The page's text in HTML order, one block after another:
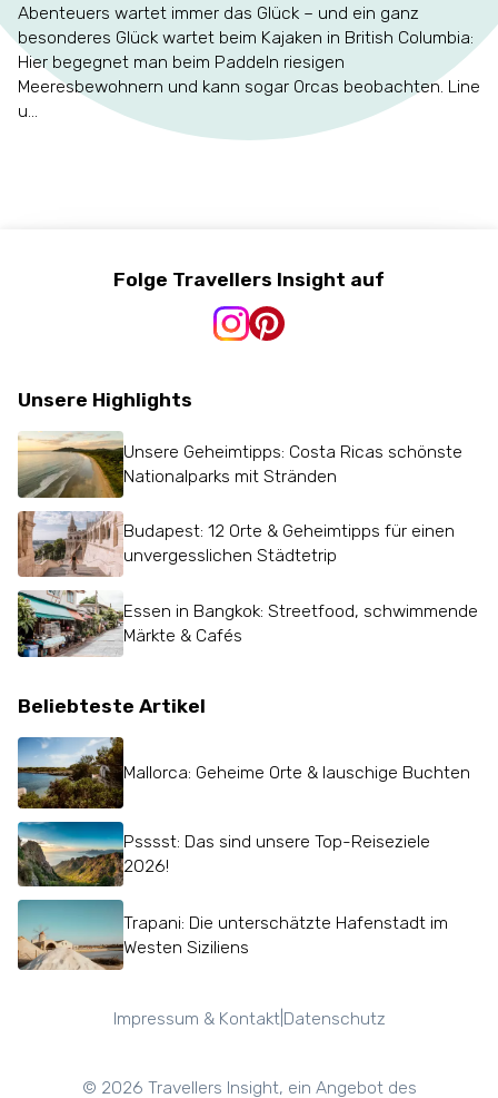
Abenteuers wartet immer das Glück – und ein ganz
besonderes Glück wartet beim Kajaken in British Columbia:
Hier begegnet man beim Paddeln riesigen
Meeresbewohnern und kann sogar Orcas beobachten. Line
u...
Folge Travellers Insight auf
Unsere Highlights
Unsere Geheimtipps: Costa Ricas schönste
Nationalparks mit Stränden
Budapest: 12 Orte & Geheimtipps für einen
unvergesslichen Städtetrip
Essen in Bangkok: Streetfood, schwimmende
Märkte & Cafés
Beliebteste Artikel
Mallorca: Geheime Orte & lauschige Buchten
Psssst: Das sind unsere Top-Reiseziele
2026!
Trapani: Die unterschätzte Hafenstadt im
Westen Siziliens
Impressum & Kontakt| Datenschutz
© 2026 Travellers Insight, ein Angebot des